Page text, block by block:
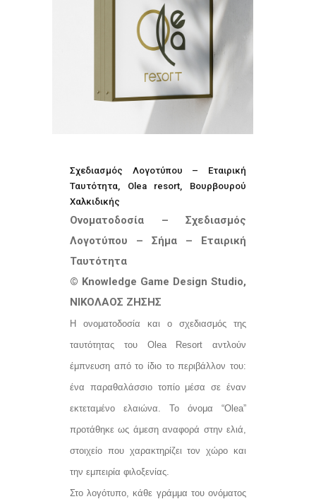
Σχεδιασμός Λογοτύπου – Εταιρική
Ταυτότητα, Olea resort, Βουρβουρού
Χαλκιδικής
Ονοματοδοσία – Σχεδιασμός
Λογοτύπου – Σήμα – Εταιρική
Ταυτότητα
© Knowledge Game Design Studio,
ΝΙΚΟΛΑΟΣ ΖΗΣΗΣ
Η ονοματοδοσία και ο σχεδιασμός της
ταυτότητας του Olea Resort αντλούν
έμπνευση από το ίδιο το περιβάλλον του:
ένα παραθαλάσσιο τοπίο μέσα σε έναν
εκτεταμένο ελαιώνα. Το όνομα “Olea”
προτάθηκε ως άμεση αναφορά στην ελιά,
στοιχείο που χαρακτηρίζει τον χώρο και
την εμπειρία φιλοξενίας.
Στο λογότυπο, κάθε γράμμα του ονόματος